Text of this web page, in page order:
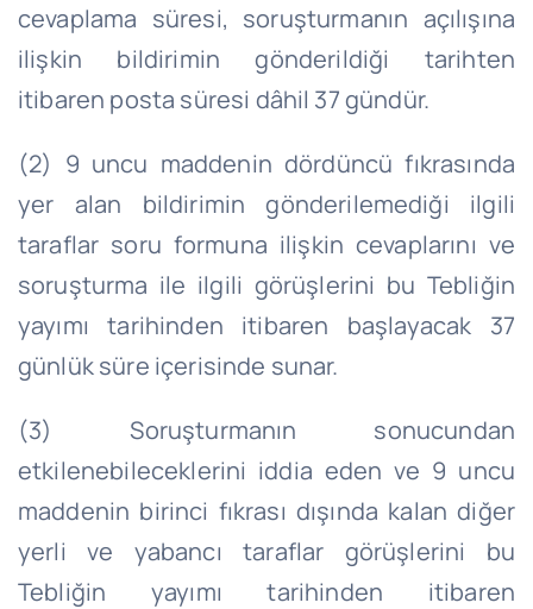
cevaplama süresi, soruşturmanın açılışına
ilişkin bildirimin gönderildiği tarihten
itibaren posta süresi dâhil 37 gündür.
(2) 9 uncu maddenin dördüncü fıkrasında
yer alan bildirimin gönderilemediği ilgili
taraflar soru formuna ilişkin cevaplarını ve
soruşturma ile ilgili görüşlerini bu Tebliğin
yayımı tarihinden itibaren başlayacak 37
günlük süre içerisinde sunar.
(3) Soruşturmanın sonucundan
etkilenebileceklerini iddia eden ve 9 uncu
maddenin birinci fıkrası dışında kalan diğer
yerli ve yabancı taraflar görüşlerini bu
Tebliğin yayımı tarihinden itibaren